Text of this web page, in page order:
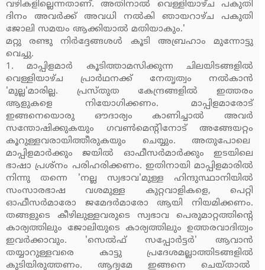
വഴികളില്ലെന്നതാണ്. അതിനാല്‍ വെള്ളിയാഴ്ച പകുതി
ദിനം അവര്‍ക്ക് അവധി നല്‍കി ഞായറാഴ്ച പകുതി
ജോലി സമയം ആക്കിയാല്‍ മതിയാകും.'
മറ്റു രണ്ടു നിര്‍ദ്ദേങ്ങശള്‍ കൂടി അബ്രഹാം മുന്നോട്ടു
വെച്ചു.
1. മാപ്പിളമാര്‍ കൂടിത്താമസിക്കുന്ന ചിലയിടങ്ങളില്‍
വെള്ളിയാഴ്ച പ്രാര്‍ഥനക്ക് നേതൃത്വം നല്‍കാന്‍
'മുല്ല'മാരില്ല. പ്രസ്തുത കേന്ദ്രങ്ങളില്‍ ഇത്തരം
ആളുകളെ നിയോഗിക്കണം. മാപ്പിളമാരോട്
ഇങ്ങനെയൊരു ഔദാര്യം കാണിച്ചാല്‍ അവര്‍
സന്തോഷിക്കുകയും ഗവണ്‍മെന്റിനോട് അങ്ങേയറ്റം
കൂറുള്ളവരായിത്തീരുകയും ചെയ്യും. അതുപോലെ
മാപ്പിളമാര്‍ക്കും ജയില്‍ ഓഫീസര്‍മാര്‍ക്കും ഇടയിലെ
ഭാഷാ പ്രശ്‌നം പരിഹരിക്കണം. ഇതിനായി മാപ്പിളമാരില്‍
നിന്നു തന്നെ 'നല്ല സ്വഭാവ'മുള്ള ഹിന്ദുസ്ഥാനിയില്‍
സംസാരഭാഷ വശമുള്ള കുറ്റവാളികളെ, പെറ്റി
ഓഫീസര്‍മാരോ ജമേദര്‍മാരോ ആയി നിയമിക്കണം.
തങ്ങളുടെ കീഴിലുള്ളവരുടെ സ്വഭാവ പെരുമാറ്റത്തിന്റെ
കാര്യത്തിലും ജോലിയുടെ കാര്യത്തിലും ഉത്തരവാദിത്വം
ഇവര്‍ക്കാവും. 'സെല്‍ഫ്‌ സപ്പോര്‍ട്ടര്‍' ആവാന്‍
തയ്യാറുള്ളവരെ കാട്ടു പ്രദേശമല്ലാത്തിടങ്ങളില്‍
കുടിയിരുത്തണം. ആദ്യമേ ഇങ്ങനെ ചെയ്താല്‍